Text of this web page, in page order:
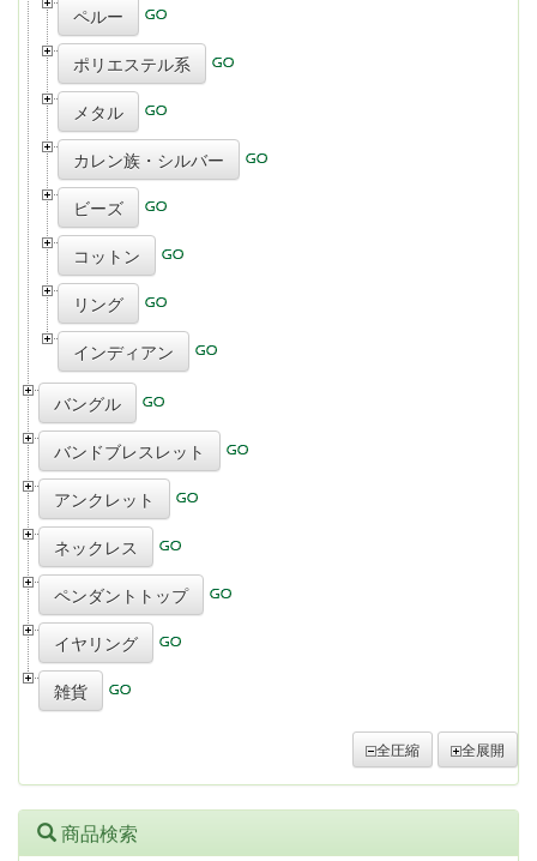
ペルー
ポリエステル系
メタル
カレン族・シルバー
ビーズ
コットン
リング
インディアン
バングル
バンドブレスレット
アンクレット
ネックレス
ペンダントトップ
イヤリング
雑貨
全圧縮 全展開
商品検索